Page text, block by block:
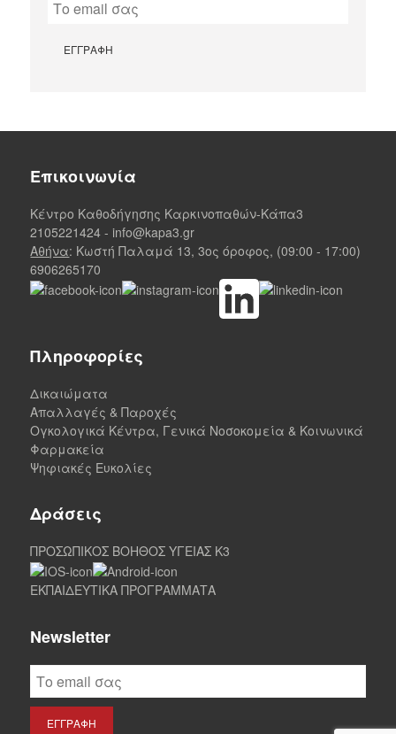
Επικοινωνία
Κέντρο Καθοδήγησης Καρκινοπαθών-Κάπα3
2105221424 - info@kapa3.gr
Αθήνα: Κωστή Παλαμά 13, 3ος όροφος, (09:00 - 17:00)
6906265170
Πληροφορίες
Δικαιώματα
Απαλλαγές & Παροχές
Ογκολογικά Κέντρα, Γενικά Νοσοκομεία & Κοινωνικά
Φαρμακεία
Ψηφιακές Ευκολίες
Δράσεις
ΠΡΟΣΩΠΙΚΟΣ ΒΟΗΘΟΣ ΥΓΕΙΑΣ K3
ΕΚΠΑΙΔΕΥΤΙΚΑ ΠΡΟΓΡΑΜΜΑΤΑ
Newsletter